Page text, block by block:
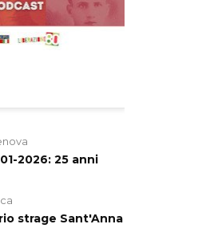
2026: 25 anni
strage Sant'Anna